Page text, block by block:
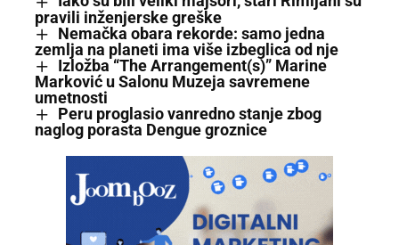
pravili inženjerske greške
Nemačka obara rekorde: samo jedna
zemlja na planeti ima više izbeglica od nje
Izložba “The Arrangement(s)” Marine
Marković u Salonu Muzeja savremene
umetnosti
Peru proglasio vanredno stanje zbog
naglog porasta Dengue groznice